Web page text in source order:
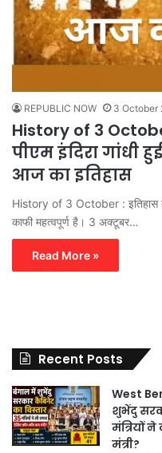
REPUBLIC NOW 3 October
History of 3
पीएम इंदिरा गांधी
आज का इतिहास
History of 3 October : इतिहास के
काफी महत्वपूर्ण है। 3 अक्टूबर…
Read More »
Recent Posts
West
शुभेंदु
मंत्रियों
मंत्री?